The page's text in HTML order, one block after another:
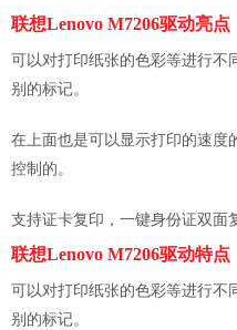
联想Lenovo M7206驱动亮点
可以对打印纸张的色彩等进行不
别的标记。
在上面也是可以显示打印的速度
控制的。
支持证卡复印，一键身份证双面
联想Lenovo M7206驱动特点
可以对打印纸张的色彩等进行不
别的标记。